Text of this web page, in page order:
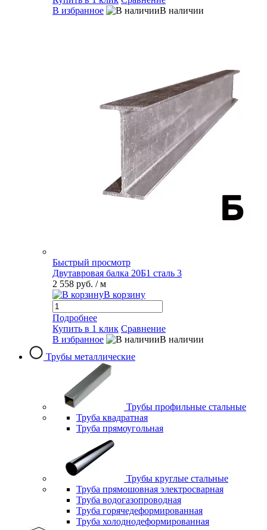
В избранное
В наличии
Быстрый просмотр
Двутавровая балка 20Б1 сталь 3
2 558 руб. / м
В корзину
Подробнее
Купить в 1 клик Сравнение
В избранное
В наличии
Трубы металлические
Трубы профильные стальные
Труба квадратная
Труба прямоугольная
Трубы круглые стальные
Труба прямошовная электросварная
Труба водогазопроводная
Труба горячедеформированная
Труба холоднодеформированная